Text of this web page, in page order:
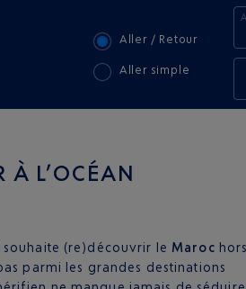
Aller / Retour
Aller simple
À L’OCÉAN
(re)découvrir le Maroc
parmi les grandes destinations